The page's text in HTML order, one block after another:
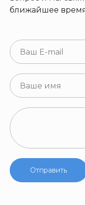
Отправить
ближайшее